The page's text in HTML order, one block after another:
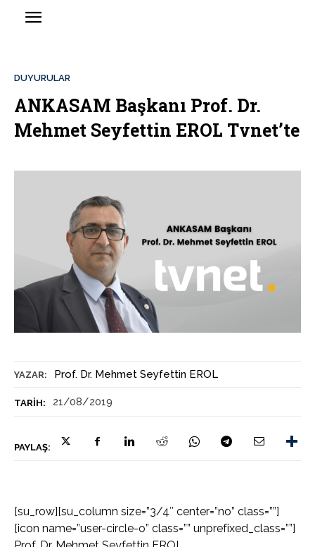
YAZAR: Prof. Dr. Mehmet Seyfettin EROL
TARIH: 21/08/2019
PAYLAŞ:
DUYURULAR
ANKASAM Başkanı Prof. Dr.
Mehmet Seyfettin EROL Tvnet’te
[su_row][su_column size=”3/4″ center=”no” class=””]
[icon name=”user-circle-o” class=”” unprefixed_class=””]